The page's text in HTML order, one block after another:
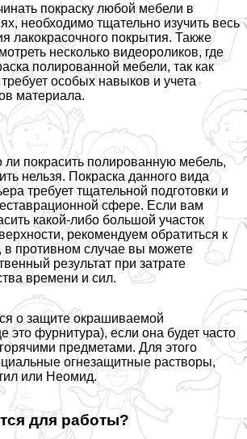
покраску любой мебели в
необходимо тщательно изучить весь
лакокрасочного покрытия. Также
несколько видеороликов, где
полированной мебели, так как
особых навыков и учета
материала.
покрасить полированную мебель,
нельзя. Покраска данного вида
требует тщательной подготовки и
сфере. Если вам
какой-либо большой участок
рекомендуем обратиться к
противном случае вы можете
результат при затрате
времени и сил.
о защите окрашиваемой
это фурнитура), если она будет часто
предметами. Для этого
огнезащитные растворы,
или Неомид.
для работы?